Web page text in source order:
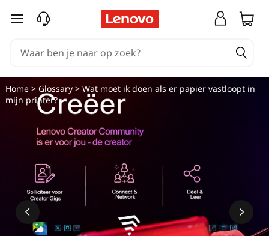
Ga naar de hoofdinhoud
Home> Glossary> Wat moet ik doen als er papier vastloopt in
mijn printer?